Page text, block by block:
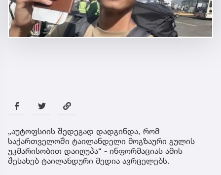
„აუტოფსიის შედეგად დადგინდა, რომ
საქართველოში ტაილანდელი მოგზაური გულის
უკმარისობით დაიღუპა“ - ინფორმაციას ამის
შესახებ ტაილანდური მედია ავრცელებს.